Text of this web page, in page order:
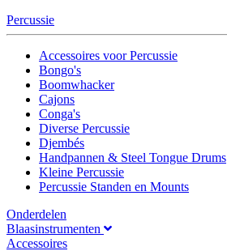
Percussie
Accessoires voor Percussie
Bongo's
Boomwhacker
Cajons
Conga's
Diverse Percussie
Djembés
Handpannen & Steel Tongue Drums
Kleine Percussie
Percussie Standen en Mounts
Onderdelen
Blaasinstrumenten
Accessoires